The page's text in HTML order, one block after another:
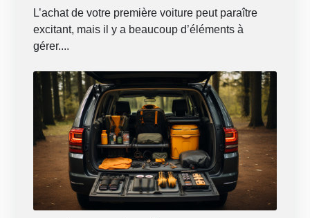
L’achat de votre première voiture peut paraître
excitant, mais il y a beaucoup d’éléments à
gérer....